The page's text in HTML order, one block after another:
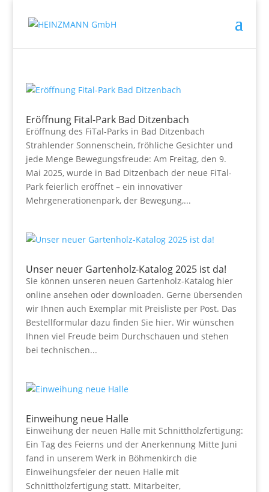
Eröffnung Fital-Park Bad Ditzenbach
Eröffnung des FiTal-Parks in Bad Ditzenbach
Strahlender Sonnenschein, fröhliche Gesichter und
jede Menge Bewegungsfreude: Am Freitag, den 9.
Mai 2025, wurde in Bad Ditzenbach der neue FiTal-
Park feierlich eröffnet – ein innovativer
Mehrgenerationenpark, der Bewegung,...
Unser neuer Gartenholz-Katalog 2025 ist da!
Sie können unseren neuen Gartenholz-Katalog hier
online ansehen oder downloaden. Gerne übersenden
wir Ihnen auch Exemplar mit Preisliste per Post. Das
Bestellformular dazu finden Sie hier. Wir wünschen
Ihnen viel Freude beim Durchschauen und stehen
bei technischen...
Einweihung neue Halle
Einweihung der neuen Halle mit Schnittholzfertigung:
Ein Tag des Feierns und der Anerkennung Mitte Juni
fand in unserem Werk in Böhmenkirch die
Einweihungsfeier der neuen Halle mit
Schnittholzfertigung statt. Mitarbeiter,